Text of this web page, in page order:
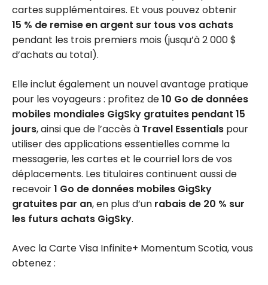
cartes supplémentaires. Et vous pouvez obtenir
15 % de remise en argent sur tous vos achats
pendant les trois premiers mois (jusqu’à 2 000 $
d’achats au total).
Elle inclut également un nouvel avantage pratique
pour les voyageurs : profitez de10 Go de données
mobiles mondiales GigSky gratuites pendant 15
jours, ainsi que de l’accès à Travel Essentials pour
utiliser des applications essentielles comme la
messagerie, les cartes et le courriel lors de vos
déplacements. Les titulaires continuent aussi de
recevoir1 Go de données mobiles GigSky
gratuites par an, en plus d’un rabais de 20 % sur
les futurs achats GigSky.
Avec la Carte Visa Infinite+ Momentum Scotia, vous
obtenez :